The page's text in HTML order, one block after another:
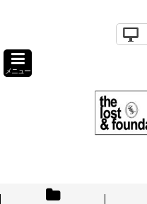
メニュー